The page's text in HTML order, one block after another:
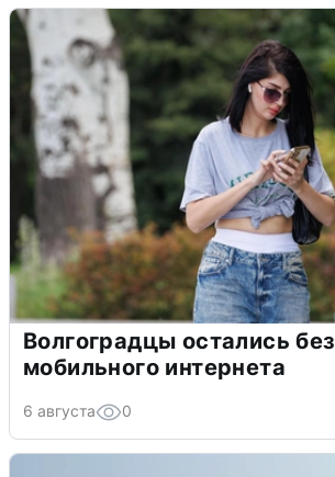
Волгоградцы остались без
мобильного интернета
6 августа 0